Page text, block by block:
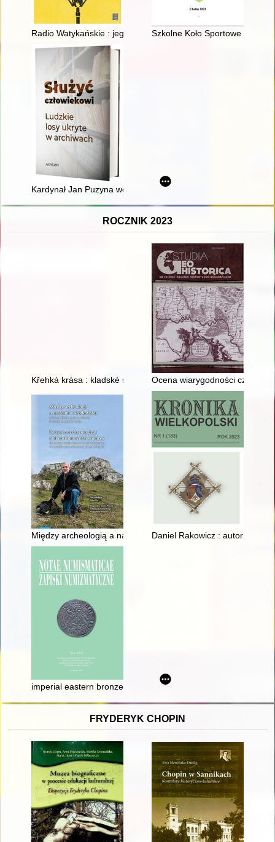
Radio Watykańskie : jego przeszłość i teraźniejszość
Szkolne Koło Sportowe
Kardynał Jan Puzyna wobec księdza Stanisława
ROCZNIK 2023
Křehká krása : kladské sklo 2. poloviny 20. století ve sbírce
Ocena wiarygodności części
Między archeologią a naukami o środowisku : jubileusz 50-
Daniel Rakowicz : autor
imperial eastern bronze coinage of CA/AVGVSTVS, SC, OB
FRYDERYK CHOPIN